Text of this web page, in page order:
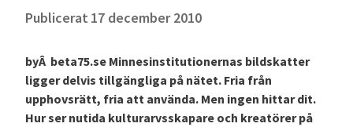
Publicerat 17 december 2010
byÂ beta75.se Minnesinstitutionernas bildskatter
ligger delvis tillgängliga på nätet. Fria från
upphovsrätt, fria att använda. Men ingen hittar dit.
Hur ser nutida kulturarvsskapare och kreatörer på